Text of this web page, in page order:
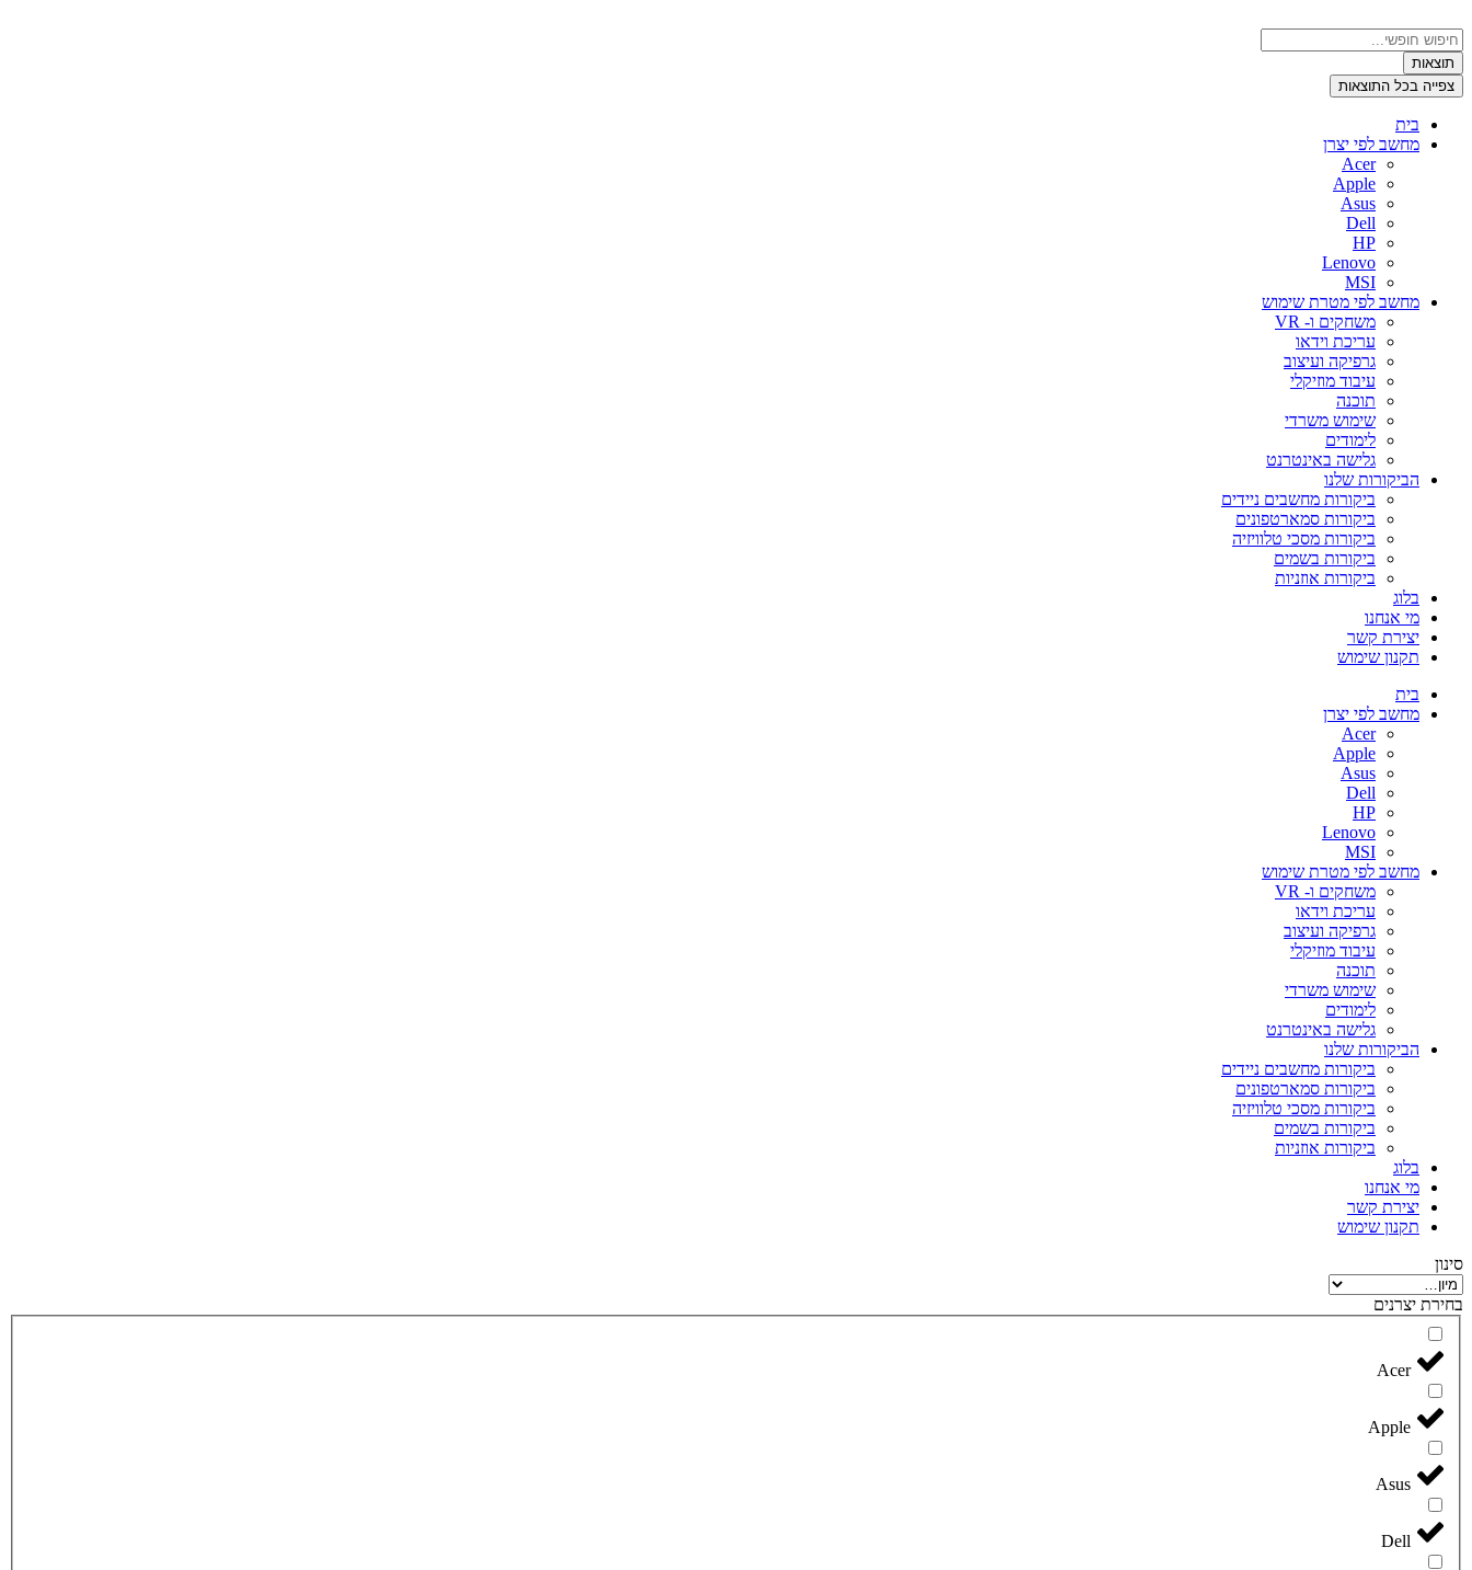
לתוכן
Search
...תוצאות
צפייה בכל התוצאות
בית
מחשב לפי יצרן
Acer
Apple
Asus
Dell
HP
Lenovo
MSI
מחשב לפי מטרת שימוש
משחקים ו- VR
עריכת וידאו
גרפיקה ועיצוב
עיבוד מוזיקלי
תוכנה
שימוש משרדי
לימודים
גלישה באינטרנט
הביקורות שלנו
ביקורות מחשבים ניידים
ביקורות סמארטפונים
ביקורות מסכי טלוויזיה
ביקורות בשמים
ביקורות אוזניות
בלוג
מי אנחנו
יצירת קשר
תקנון שימוש
בית
מחשב לפי יצרן
Acer
Apple
Asus
Dell
HP
Lenovo
MSI
מחשב לפי מטרת שימוש
משחקים ו- VR
עריכת וידאו
גרפיקה ועיצוב
עיבוד מוזיקלי
תוכנה
שימוש משרדי
לימודים
גלישה באינטרנט
הביקורות שלנו
ביקורות מחשבים ניידים
ביקורות סמארטפונים
ביקורות מסכי טלוויזיה
ביקורות בשמים
ביקורות אוזניות
בלוג
מי אנחנו
יצירת קשר
תקנון שימוש
סינון
בחירת יצרנים
Acer
Apple
Asus
Dell